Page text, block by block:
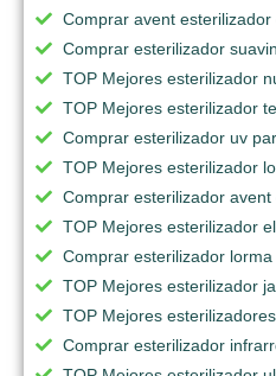
Comprar avent
Comprar esterilizador
TOP Mejores esterilizador
TOP Mejores esterilizador
Comprar esterilizador uv
TOP Mejores esterilizador
Comprar esterilizador avent
TOP Mejores esterilizador
Comprar esterilizador lorma
TOP Mejores esterilizador
TOP Mejores
Comprar esterilizador